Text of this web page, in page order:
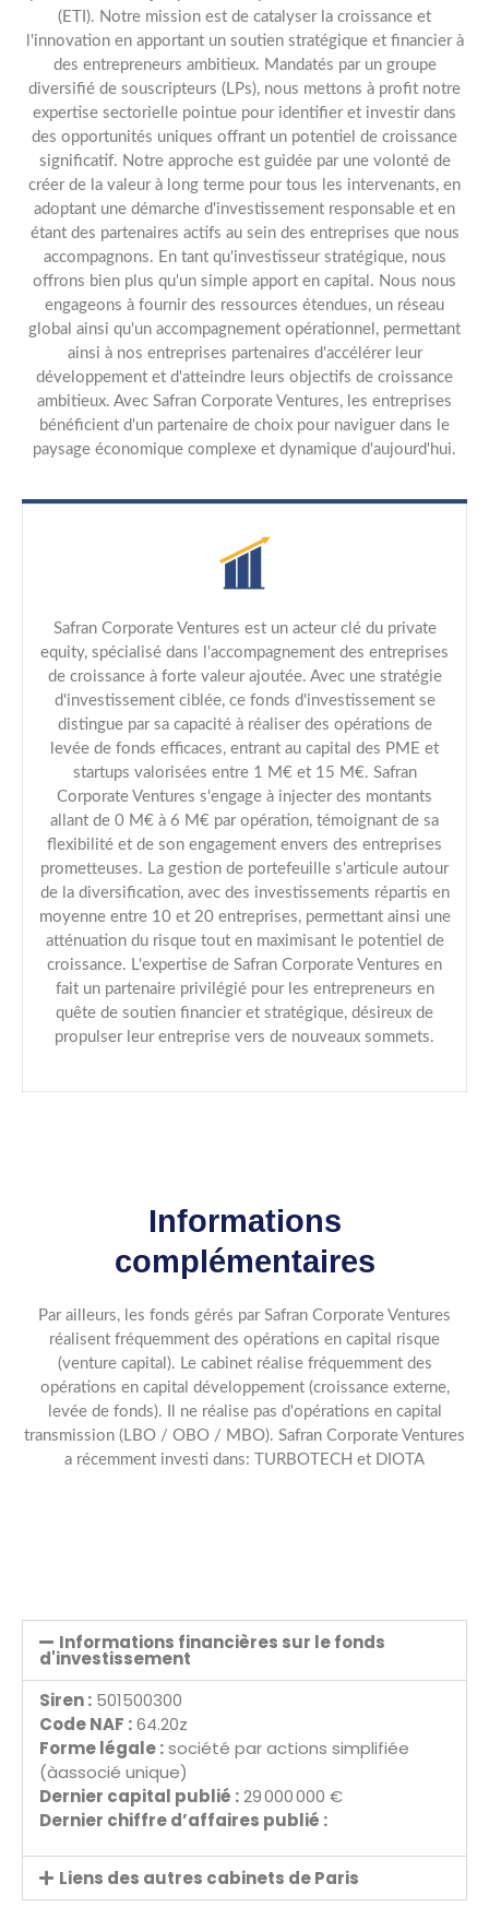
(ETI). Notre mission est de catalyser la croissance et
l'innovation en apportant un soutien stratégique et financier à
des entrepreneurs ambitieux. Mandatés par un groupe
diversifié de souscripteurs (LPs), nous mettons à profit notre
expertise sectorielle pointue pour identifier et investir dans
des opportunités uniques offrant un potentiel de croissance
significatif. Notre approche est guidée par une volonté de
créer de la valeur à long terme pour tous les intervenants, en
adoptant une démarche d'investissement responsable et en
étant des partenaires actifs au sein des entreprises que nous
accompagnons. En tant qu'investisseur stratégique, nous
offrons bien plus qu'un simple apport en capital. Nous nous
engageons à fournir des ressources étendues, un réseau
global ainsi qu'un accompagnement opérationnel, permettant
ainsi à nos entreprises partenaires d'accélérer leur
développement et d'atteindre leurs objectifs de croissance
ambitieux. Avec Safran Corporate Ventures, les entreprises
bénéficient d'un partenaire de choix pour naviguer dans le
paysage économique complexe et dynamique d'aujourd'hui.
Safran Corporate Ventures est un acteur clé du private
equity, spécialisé dans l'accompagnement des entreprises
de croissance à forte valeur ajoutée. Avec une stratégie
d'investissement ciblée, ce fonds d'investissement se
distingue par sa capacité à réaliser des opérations de
levée de fonds efficaces, entrant au capital des PME et
startups valorisées entre 1 M€ et 15 M€. Safran
Corporate Ventures s'engage à injecter des montants
allant de 0 M€ à 6 M€ par opération, témoignant de sa
flexibilité et de son engagement envers des entreprises
prometteuses. La gestion de portefeuille s'articule autour
de la diversification, avec des investissements répartis en
moyenne entre 10 et 20 entreprises, permettant ainsi une
atténuation du risque tout en maximisant le potentiel de
croissance. L'expertise de Safran Corporate Ventures en
fait un partenaire privilégié pour les entrepreneurs en
quête de soutien financier et stratégique, désireux de
propulser leur entreprise vers de nouveaux sommets.
Informations
complémentaires
Par ailleurs, les fonds gérés par Safran Corporate Ventures
réalisent fréquemment des opérations en capital risque
(venture capital). Le cabinet réalise fréquemment des
opérations en capital développement (croissance externe,
levée de fonds). Il ne réalise pas d'opérations en capital
transmission (LBO / OBO / MBO). Safran Corporate Ventures
a récemment investi dans: TURBOTECH et DIOTA
Informations financières sur le fonds
d'investissement
Siren : 501500300
Code NAF :64.20z
Forme légale :société par actions simplifiée
(àassocié unique)
Dernier capital publié :29 000 000 €
Dernier chiffre d’affaires publié :
Liens des autres cabinets de Paris